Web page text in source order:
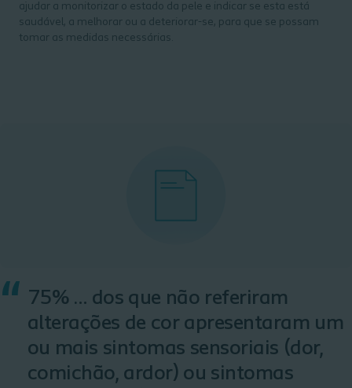
ajudar a monitorizar o estado da pele e indicar se esta está
saudável, a melhorar ou a deteriorar-se, para que se possam
tomar as medidas necessárias.
“
75% … dos que não referiram
alterações de cor apresentaram um
ou mais sintomas sensoriais (dor,
comichão, ardor) ou sintomas